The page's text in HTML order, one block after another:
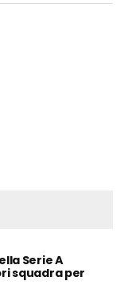
Serie A
squadra per